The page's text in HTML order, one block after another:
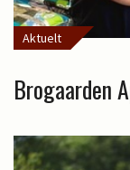
Aktuelt
Brogaarden